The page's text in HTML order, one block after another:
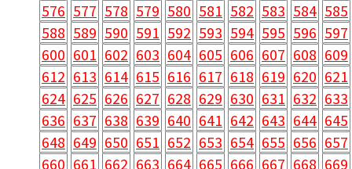
576 577 578 579 580 581 582 583 584 585
588 589 590 591 592 593 594 595 596 597
600 601 602 603 604 605 606 607 608 609
612 613 614 615 616 617 618 619 620 621
624 625 626 627 628 629 630 631 632 633
636 637 638 639 640 641 642 643 644 645
648 649 650 651 652 653 654 655 656 657
660 661 662 663 664 665 666 667 668 669